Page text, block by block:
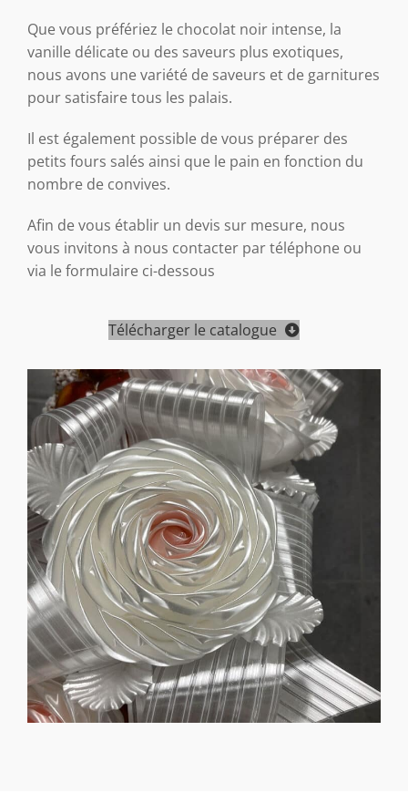
Que vous préfériez le chocolat noir intense, la
vanille délicate ou des saveurs plus exotiques,
nous avons une variété de saveurs et de garnitures
pour satisfaire tous les palais.
Il est également possible de vous préparer des
petits fours salés ainsi que le pain en fonction du
nombre de convives.
Afin de vous établir un devis sur mesure, nous
vous invitons à nous contacter par téléphone ou
via le formulaire ci-dessous
Télécharger le catalogue